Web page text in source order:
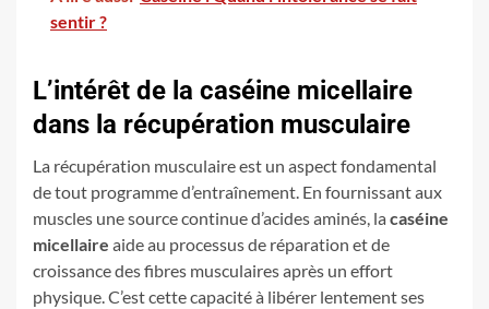
sentir ?
L’intérêt de la caséine micellaire
dans la récupération musculaire
La récupération musculaire est un aspect fondamental
de tout programme d’entraînement. En fournissant aux
muscles une source continue d’acides aminés, la caséine
micellaire aide au processus de réparation et de
croissance des fibres musculaires après un effort
physique. C’est cette capacité à libérer lentement ses